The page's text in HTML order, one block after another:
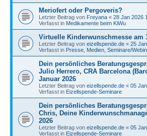
Meriofert oder Pergoveris?
Letzter Beitrag von Freyana « 28 Jan 2026
Verfasst in Medikamente beim KiWu
Virtuelle Kinderwunschmesse am
Letzter Beitrag von eizellspende.de « 25
Verfasst in Presse, Medien, Seminare/
Dein persönliches
Julio Herrero, CRA Barcelona
Januar 2026
Letzter Beitrag von eizellspende.de « 05
Verfasst in Eizellspende-Seminare
Dein persönliches
Chris, Deine
2026
Letzter Beitrag von eizellspende.de « 05
Verfasst in Eizellspende-Seminare